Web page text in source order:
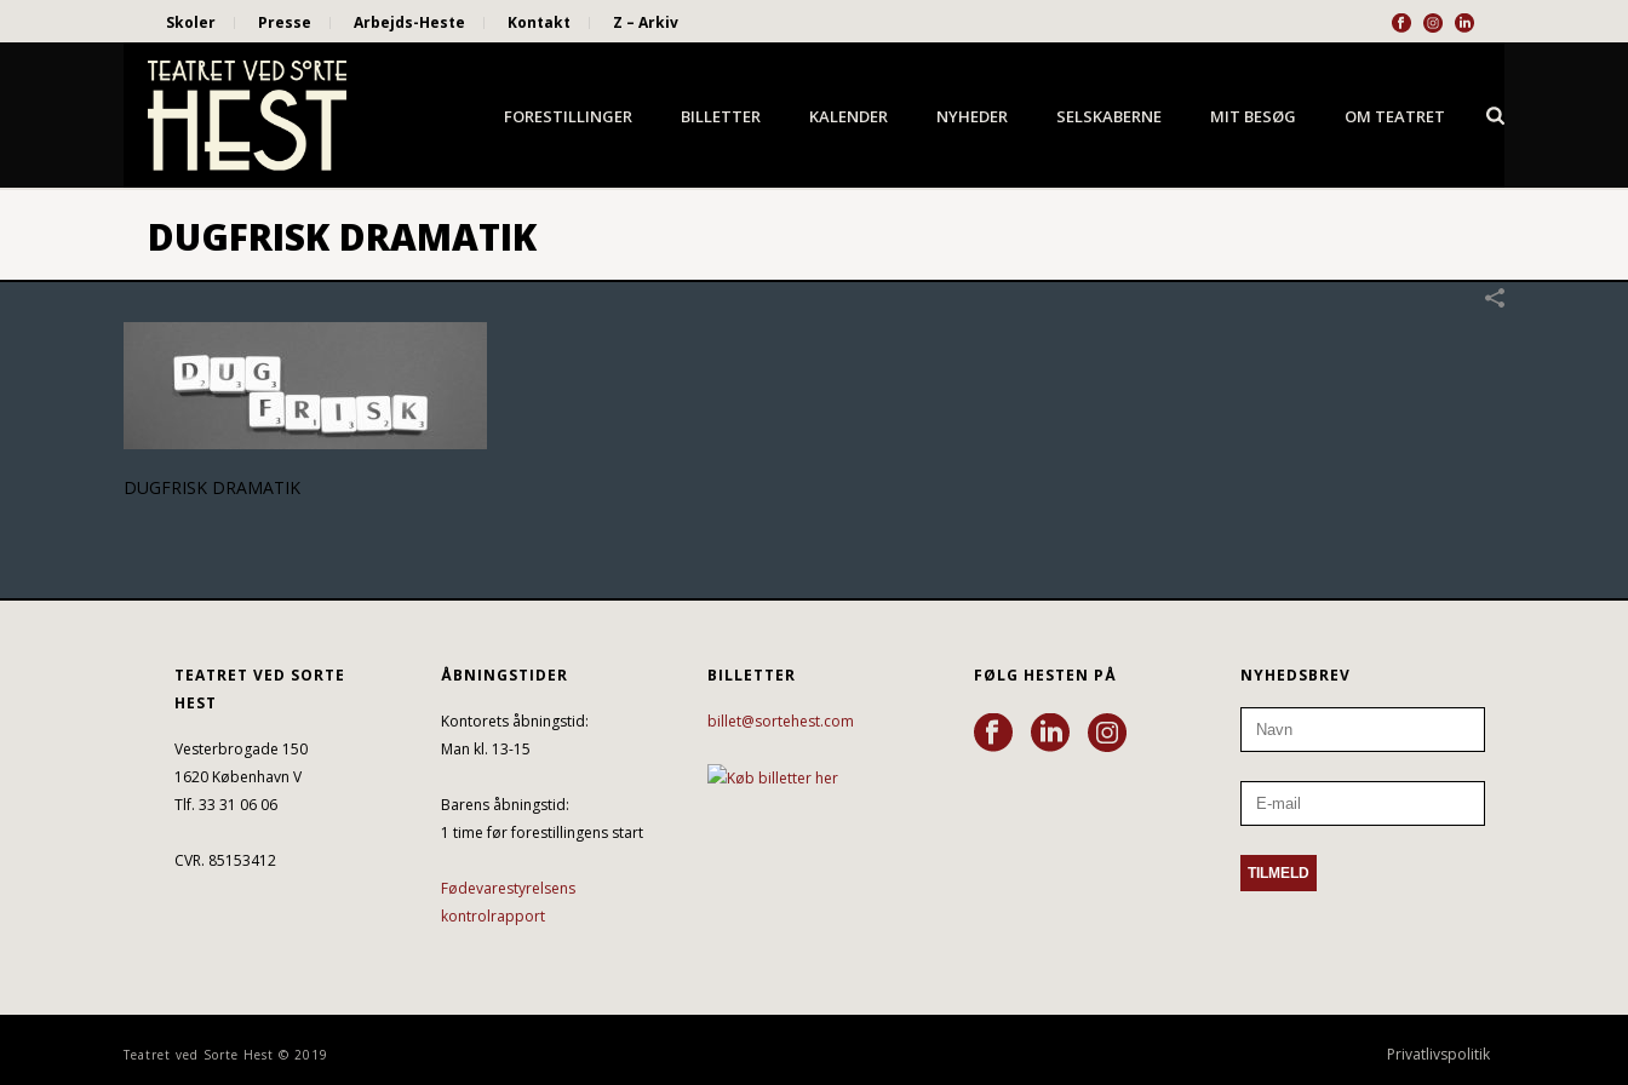
Skoler Presse Arbejds-Heste Kontakt Z – Arkiv
FORESTILLINGER BILLETTER KALENDER NYHEDER SELSKABERNE MIT BESØG OM TEATRET
DUGFRISK DRAMATIK
DUGFRISK DRAMATIK
TEATRET VED SORTE
HEST
Vesterbrogade 150
1620 København V
Tlf. 33 31 06 06
CVR. 85153412
ÅBNINGSTIDER
Kontorets åbningstid:
Man kl. 13-15
Barens åbningstid:
1 time før forestillingens start
Fødevarestyrelsens
kontrolrapport
BILLETTER
billet@sortehest.com
FØLG HESTEN PÅ NYHEDSBREV
Teatret ved Sorte Hest © 2019 Privatlivspolitik